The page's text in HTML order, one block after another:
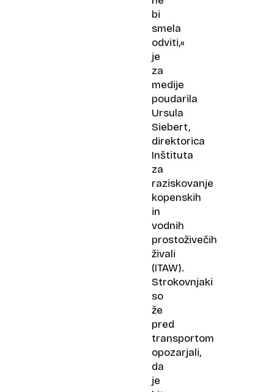
bi
smela
odviti,«
je
za
medije
poudarila
Ursula
Siebert,
direktorica
Inštituta
za
raziskovanje
kopenskih
in
vodnih
prostoživečih
živali
(ITAW).
Strokovnjaki
so
že
pred
transportom
opozarjali,
da
je